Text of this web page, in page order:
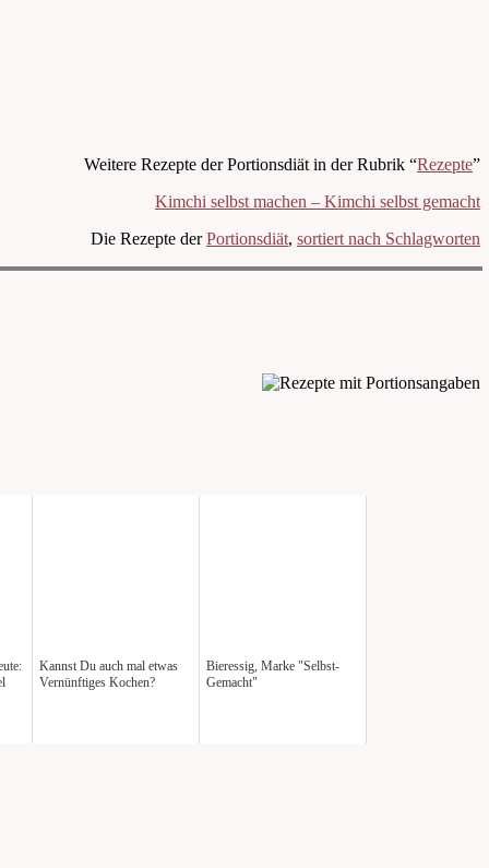
Weitere Rezepte der Portionsdiät in der Rubrik “Rezepte”
Kimchi selbst machen – Kimchi selbst gemacht
Die Rezepte derPortionsdiät, sortiert nach Schlagworten
Kannst Du auch mal etwas
Vernünftiges Kochen?
Bieressig, Marke "Selbst-
Gemacht"